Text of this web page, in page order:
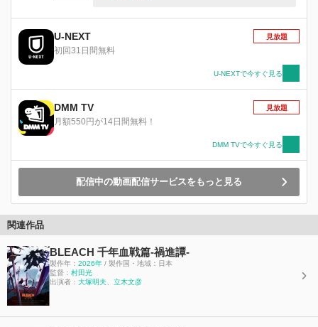
の動乱に巻き込まれ、熾烈な戦いの中劇的な成長
U-NEXT
初回31日間無料
見放題
U-NEXTで今すぐ見る
DMM TV
月額550円が14日間無料！
見放題
DMM TVで今すぐ見る
配信中の動画配信サービスをもっと見る
関連作品
BLEACH 千年血戦篇-禍進譚-
製作年： 2026年 / 製作国・地域：日本
監督： 村⽥光
出演者： 大塚明夫、 立木文彦